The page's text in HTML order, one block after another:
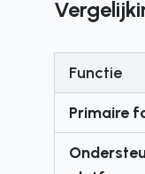
Functie
Primaire